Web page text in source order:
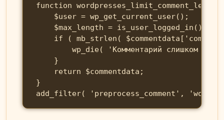
function
    $user = wp_get_current_user();
$max_length = is_user_logged_in() ?
if ( mb_strlen(
wp_die( 'Комментарий слишком
    }
    return $commentdata;
}
add_filter( 'preprocess_comment',